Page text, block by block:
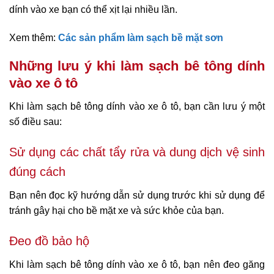
dính vào xe bạn có thể xịt lại nhiều lần.
Xem thêm: Các sản phẩm làm sạch bề mặt sơn
Những lưu ý khi làm sạch bê tông dính
vào xe ô tô
Khi làm sạch bê tông dính vào xe ô tô, bạn cần lưu ý một
số điều sau:
Sử dụng các chất tẩy rửa và dung dịch vệ sinh
đúng cách
Bạn nên đọc kỹ hướng dẫn sử dụng trước khi sử dụng để
tránh gây hại cho bề mặt xe và sức khỏe của bạn.
Đeo đồ bảo hộ
Khi làm sạch bê tông dính vào xe ô tô, bạn nên đeo găng